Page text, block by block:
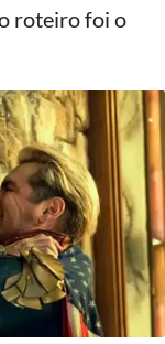
roteiro foi o